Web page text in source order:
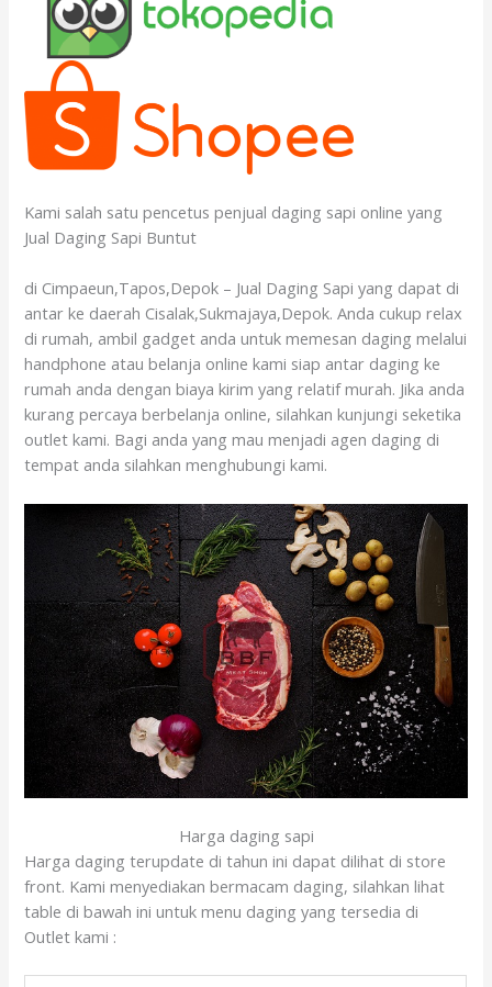
Kami salah satu pencetus penjual daging sapi online yang
Jual Daging Sapi Buntut
di Cimpaeun,Tapos,Depok – Jual Daging Sapi yang dapat di
antar ke daerah Cisalak,Sukmajaya,Depok. Anda cukup relax
di rumah, ambil gadget anda untuk memesan daging melalui
handphone atau belanja online kami siap antar daging ke
rumah anda dengan biaya kirim yang relatif murah. Jika anda
kurang percaya berbelanja online, silahkan kunjungi seketika
outlet kami. Bagi anda yang mau menjadi agen daging di
tempat anda silahkan menghubungi kami.
Harga daging sapi
Harga daging terupdate di tahun ini dapat dilihat di store
front. Kami menyediakan bermacam daging, silahkan lihat
table di bawah ini untuk menu daging yang tersedia di
Outlet kami :